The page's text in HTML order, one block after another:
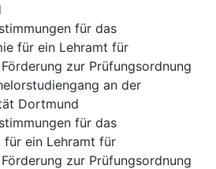
für das
für ein Lehramt für
zur Prüfungsordnung
an der
Dortmund
für das
für ein Lehramt für
zur Prüfungsordnung